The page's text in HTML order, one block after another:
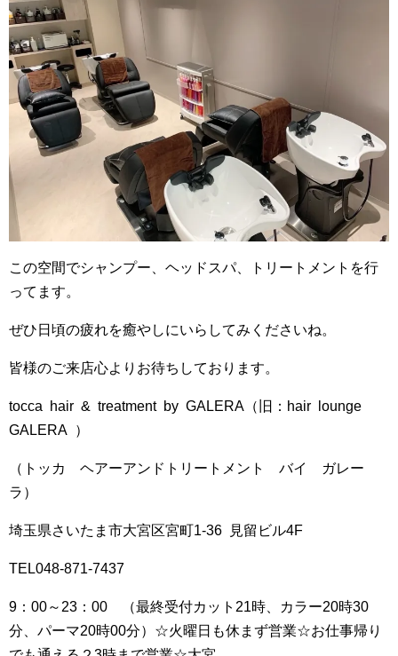
この空間でシャンプー、ヘッドスパ、トリートメントを行
ってます。
ぜひ日頃の疲れを癒やしにいらしてみくださいね。
皆様のご来店心よりお待ちしております。
tocca hair & treatment by GALERA（旧：hair lounge
GALERA ）
（トッカ ヘアーアンドトリートメント バイ ガレー
ラ）
埼玉県さいたま市大宮区宮町1-36 見留ビル4F
TEL048-871-7437
9：00～23：00 （最終受付カット21時、カラー20時30
分、パーマ20時00分）☆火曜日も休まず営業☆お仕事帰り